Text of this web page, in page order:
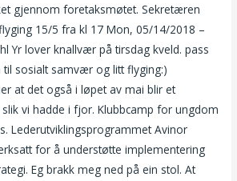
gjennom foretaksmøtet. Sekretæren
15/5 fra kl 17 Mon, 05/14/2018 –
Yr lover knallvær på tirsdag kveld. pass
til sosialt samvær og litt flyging:)
at det også i løpet av mai blir et
slik vi hadde i fjor. Klubbcamp for ungdom
Lederutviklingsprogrammet Avinor
for å understøtte implementering
Eg brakk meg ned på ein stol. At